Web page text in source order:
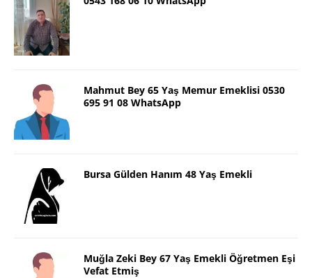
Mahmut Bey 65 Yaş Memur Emeklisi 0530
695 91 08 WhatsApp
Bursa Gülden Hanım 48 Yaş Emekli
Muğla Zeki Bey 67 Yaş Emekli Öğretmen Eşi
Vefat Etmiş